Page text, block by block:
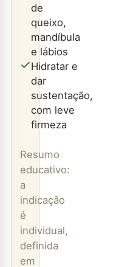
de
queixo,
mandíbula
e lábios
Hidratar e
dar
sustentação,
com leve
firmeza
Resumo
educativo:
a
indicação
é
individual,
definida
em